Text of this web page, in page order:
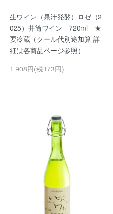
生ワイン（果汁発酵）ロゼ（2
025）井筒ワイン 720ml ★
要冷蔵（クール代別途加算 詳
細は各商品ページ参照）
1,908円(税173円)